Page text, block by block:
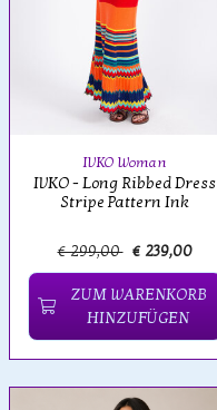
IVKO Woman
IVKO - Long Ribbed Dress
Stripe Pattern Ink
€ 299,00 € 239,00
ZUM WARENKORB
HINZUFÜGEN